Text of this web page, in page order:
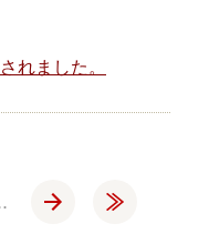
れました。
» »